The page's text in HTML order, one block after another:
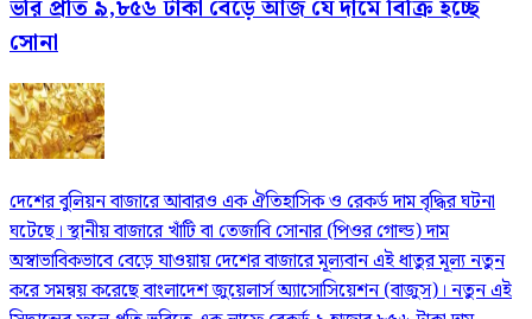
ভরি প্রতি ৯,৮৫৬ টাকা বেড়ে আজ যে দামে বিক্রি হচ্ছে
সোনা
দেশের বুলিয়ন বাজারে আবারও এক ঐতিহাসিক ও রেকর্ড দাম বৃদ্ধির ঘটনা
ঘটেছে। স্থানীয় বাজারে খাঁটি বা তেজাবি সোনার (পিওর গোল্ড) দাম
অস্বাভাবিকভাবে বেড়ে যাওয়ায় দেশের বাজারে মূল্যবান এই ধাতুর মূল্য নতুন
করে সমন্বয় করেছে বাংলাদেশ জুয়েলার্স অ্যাসোসিয়েশন (বাজুস)। নতুন এই